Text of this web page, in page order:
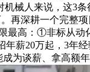
械人来说，这3
再深耕一个完整
最高：①非标从动
薪20万起，3年
为谈薪、拿高额